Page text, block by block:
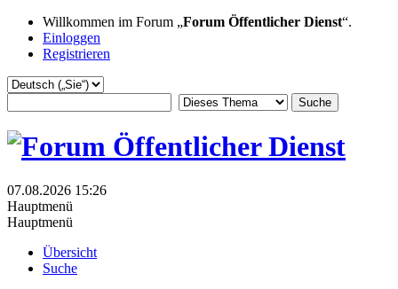
Willkommen im Forum „Forum Öffentlicher Dienst“.
Einloggen
Registrieren
07.08.2026 15:26
Hauptmenü
Hauptmenü
Übersicht
Suche